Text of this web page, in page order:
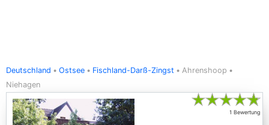
Deutschland Ostsee Fischland-Darß-Zingst
Ahrenshoop
Niehagen
★★★★★
1 Bewertung